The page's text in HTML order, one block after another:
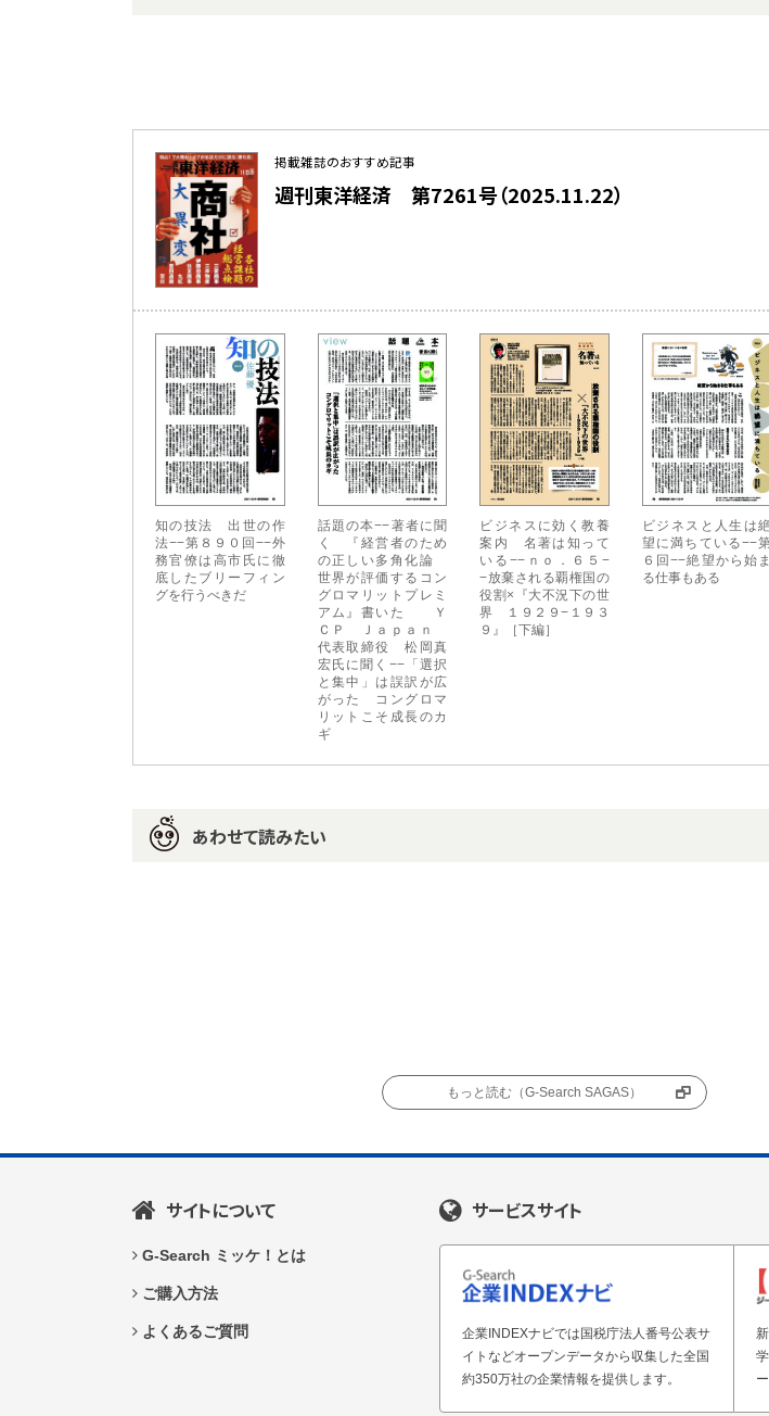
掲載雑誌のおすすめ記事
週刊東洋経済 第7261号（2025.11.22）
知の技法 出世の作
法−−第８９０回−−外
務官僚は高市氏に徹
底したブリーフィン
グを行うべきだ
話題の本−−著者に聞
く 『経営者のため
の正しい多角化論
世界が評価するコン
グロマリットプレミ
アム』書いた Ｙ
ＣＰ Ｊａｐａｎ
代表取締役 松岡真
宏氏に聞く−−「選択
と集中」は誤訳が広
がった コングロマ
リットこそ成長のカ
ギ
ビジネスに効く教養
案内 名著は知って
いる−−ｎｏ．６５−
−放棄される覇権国の
役割×『大不況下の世
界 １９２９−１９３
９』［下編］
ビジネスと人生は
望に満ちている−−
６回−−絶望から始ま
る仕事もある
あわせて読みたい
もっと読む（G-Search SAGAS）
サイトについて
G-Search ミッケ！とは
ご購入方法
よくあるご質問
サービスサイト
企業INDEXナビでは国税庁法人番号公表サ
イトなどオープンデータから収集した全国
約350万社の企業情報を提供します。